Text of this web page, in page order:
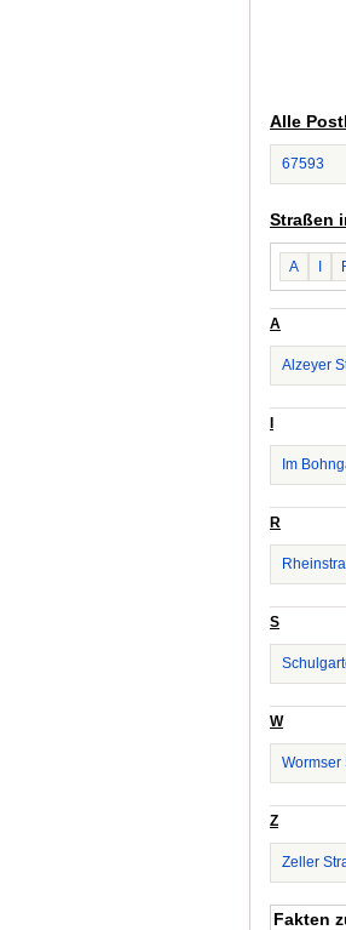
Alle
67593
Straßen
A
A
Alzeyer
Im
R
S
W
Wormser
Z
Zeller
Fakten